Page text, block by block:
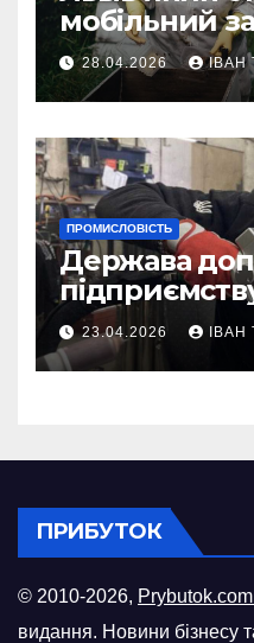
мобільний
асистентом
28.04.2026 ІВАН
ПРОМИСЛОВІСТЬ
Держава
відновити
потужності
23.04.2026 ІВАН
ПРИБУТОК
© 2010-2026,
видання. Новини бізнесу